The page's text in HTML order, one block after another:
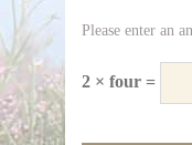
Please enter an
2 × four =